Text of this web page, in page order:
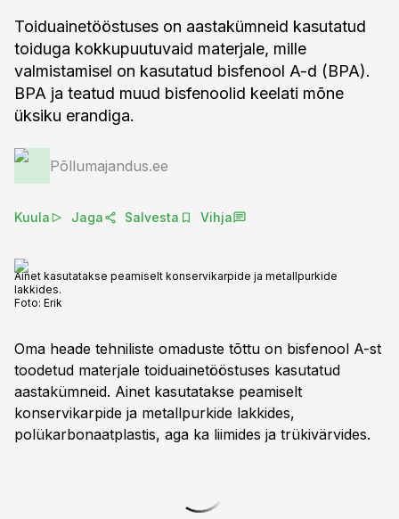
Toiduainetööstuses on aastakümneid kasutatud
toiduga kokkupuutuvaid materjale, mille
valmistamisel on kasutatud bisfenool A-d (BPA).
BPA ja teatud muud bisfenoolid keelati mõne
üksiku erandiga.
Põllumajandus.ee
Kuula Jaga Salvesta Vihja
Ainet kasutatakse peamiselt konservikarpide ja metallpurkide
lakkides.
Foto: Erik
Oma heade tehniliste omaduste tõttu on bisfenool A-st
toodetud materjale toiduainetööstuses kasutatud
aastakümneid. Ainet kasutatakse peamiselt
konservikarpide ja metallpurkide lakkides,
polükarbonaatplastis, aga ka liimides ja trükivärvides.